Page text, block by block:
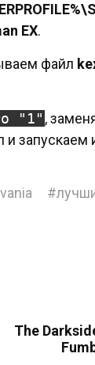
EX.
файл
"1" ,
запускаем
#
The